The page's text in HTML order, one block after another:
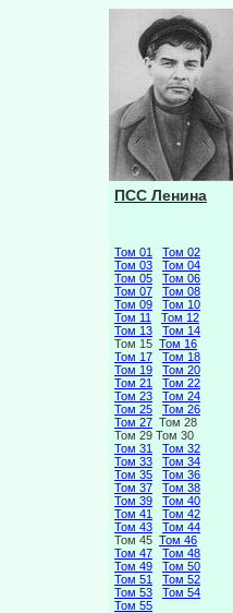
ПСС Ленина
Том 01
Том 02
Том 03
Том 04
Том 05
Том 06
Том 07
Том 08
Том 09
Том 10
Том 11
Том 12
Том 13
Том 14
Том 15 Том 16
Том 17
Том 18
Том 19
Том 20
Том 21
Том 22
Том 23
Том 24
Том 25
Том 26
Том 27 Том 28
Том 29 Том 30
Том 31
Том 32
Том 33
Том 34
Том 35
Том 36
Том 37
Том 38
Том 39
Том 40
Том 41
Том 42
Том 43
Том 44
Том 45 Том 46
Том 47
Том 48
Том 49
Том 50
Том 51
Том 52
Том 53
Том 54
Том 55